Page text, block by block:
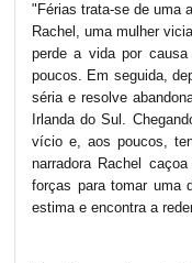
"Férias trata-se de uma
Rachel, uma mulher
perde a vida por
poucos. Em seguida,
séria e resolve
Irlanda do Sul.
vício e, aos poucos,
narradora Rachel
forças para tomar uma
estima e encontra a